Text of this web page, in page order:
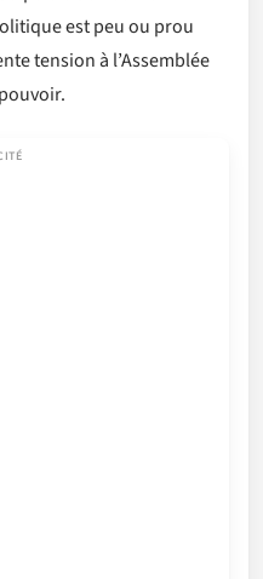
est peu ou prou
tension à l’Assemblée